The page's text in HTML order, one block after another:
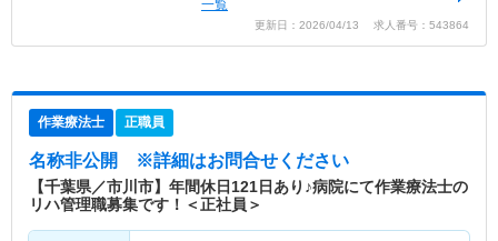
一覧
更新日：2026/04/13 求人番号：543864
作業療法士 正職員
名称非公開 ※詳細はお問合せください
【千葉県／市川市】年間休日121日あり♪病院にて作業療法士の
リハ管理職募集です！＜正社員＞